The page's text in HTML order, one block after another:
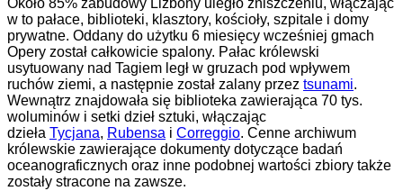
Około 85% zabudowy Lizbony uległo zniszczeniu, włączając
w to pałace, biblioteki, klasztory, kościoły, szpitale i domy
prywatne. Oddany do użytku 6 miesięcy wcześniej gmach
Opery został całkowicie spalony. Pałac królewski
usytuowany nad Tagiem legł w gruzach pod wpływem
ruchów ziemi, a następnie został zalany przez tsunami.
Wewnątrz znajdowała się biblioteka zawierająca 70 tys.
woluminów i setki dzieł sztuki, włączając
dzieła Tycjana, Rubensa i Correggio. Cenne archiwum
królewskie zawierające dokumenty dotyczące badań
oceanograficznych oraz inne podobnej wartości zbiory także
zostały stracone na zawsze.